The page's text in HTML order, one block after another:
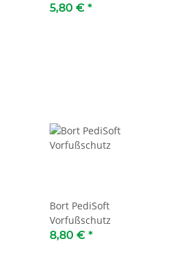
5,80 € *
Bort PediSoft
Vorfußschutz
8,80 € *